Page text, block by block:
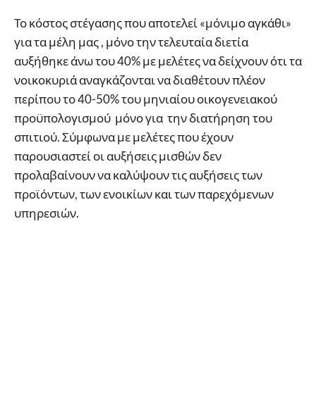
Το κόστος στέγασης που αποτελεί «μόνιμο αγκάθι»
για τα μέλη μας , μόνο την τελευταία διετία
αυξήθηκε άνω του 40% με μελέτες να δείχνουν ότι τα
νοικοκυριά αναγκάζονται να διαθέτουν πλέον
περίπου το 40-50% του μηνιαίου οικογενειακού
προϋπολογισμού μόνο για την διατήρηση του
σπιτιού. Σύμφωνα με μελέτες που έχουν
παρουσιαστεί οι αυξήσεις μισθών δεν
προλαβαίνουν να καλύψουν τις αυξήσεις των
προϊόντων, των ενοικίων και των παρεχόμενων
υπηρεσιών.